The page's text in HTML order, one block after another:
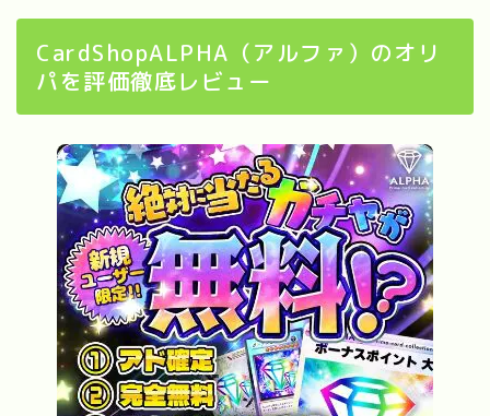
CardShopALPHA（アルファ）のオリ
パを評価徹底レビュー